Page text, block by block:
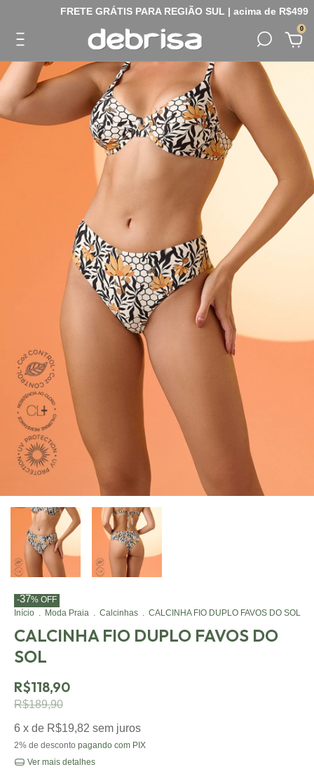
0
Início . Moda Praia . Calcinhas . CALCINHA FIO DUPLO FAVOS DO SOL
CALCINHA FIO DUPLO FAVOS DO
SOL
R$118,90
-37% OFF
R$189,90
6 x de R$19,82 sem juros
2% de desconto pagando com PIX
Ver mais detalhes
FRETE GRÁTIS PARA REGIÃO SUL | acima de R$499